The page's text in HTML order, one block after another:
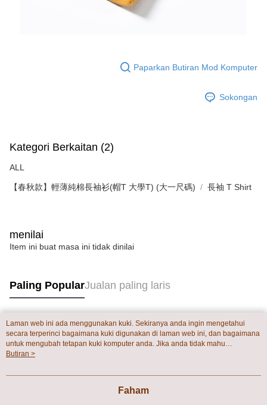
Paparkan Butiran Mod Komputer
Sokongan
Kategori Berkaitan (2)
ALL
【春秋款】輕薄純棉長袖衫(帽T 大學T) (大一尺碼) 長袖 T Shirt
menilai
Item ini buat masa ini tidak dinilai
Paling PopularJualan paling laris
Tag Popular
Laman web ini ada menggunakan kuki. Sekiranya anda ingin mengetahui
secara terperinci bagaimana kuki digunakan di laman web ini, dan bagaimana
untuk mengubah tetapan kuki komputer anda. Jika anda tidak mahu
menggunakan kuki di komputer anda, sila rujuk penerangan mengenai kuki.
mengetahui secara terperinci bagaimana kuki digunakan di laman web ini,
mahu menggunakan kuki di komputer anda, sila rujuk penerangan mengenai
Butiran >
Faham